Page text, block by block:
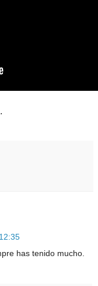
has tenido mucho.